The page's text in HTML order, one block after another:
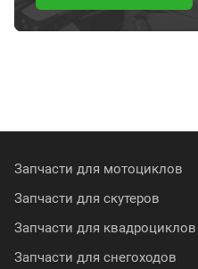
Запчасти для мотоциклов
Запчасти для скутеров
Запчасти для квадроциклов
Запчасти для снегоходов